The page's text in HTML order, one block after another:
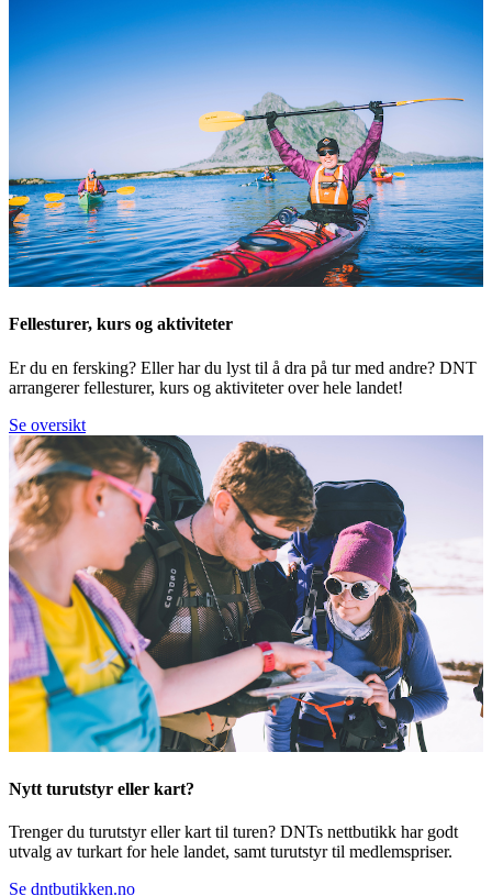
Fellesturer, kurs og aktiviteter
Er du en fersking? Eller har du lyst til å dra på tur med andre? DNT
arrangerer fellesturer, kurs og aktiviteter over hele landet!
Se oversikt
Nytt turutstyr eller kart?
Trenger du turutstyr eller kart til turen? DNTs nettbutikk har godt
utvalg av turkart for hele landet, samt turutstyr til medlemspriser.
Se dntbutikken.no